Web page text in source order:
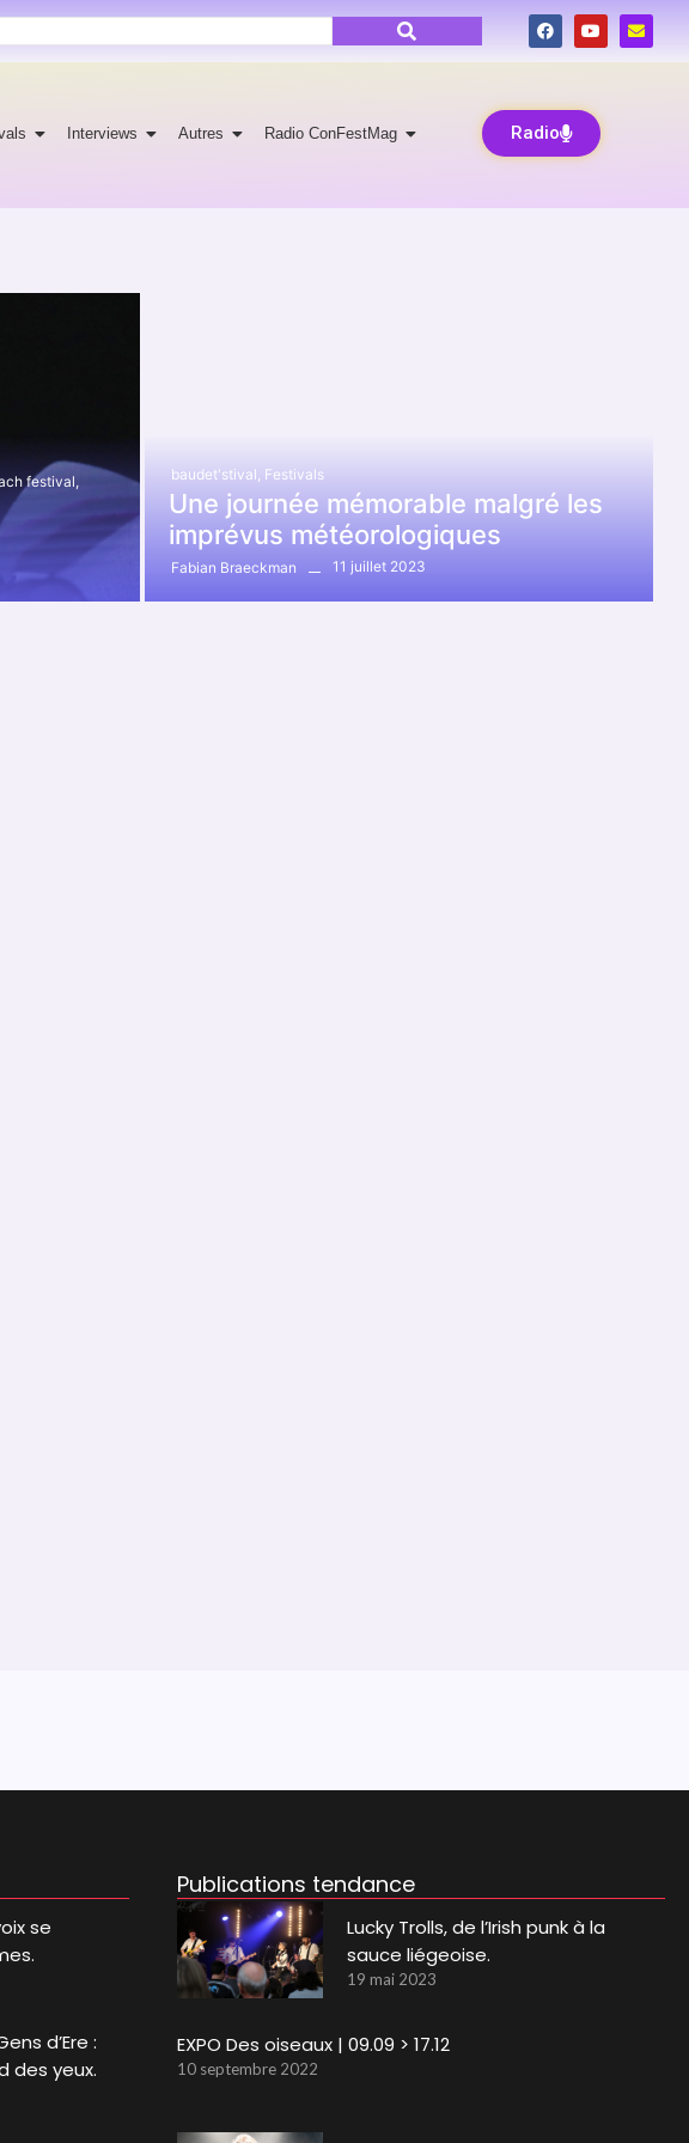
Interviews Autres Radio ConFestMag Radio
festival,
baudet'stival Festivals
Une journée mémorable malgré les
imprévus météorologiques
Fabian Braeckman 11 juillet 2023
se
d’Ere :
des yeux.
Publications tendance
Lucky Trolls, de l’Irish punk à la
sauce liégeoise.
19 mai 2023
EXPO Des oiseaux | 09.09 > 17.12
10 septembre 2022